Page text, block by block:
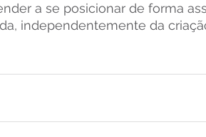
a se posicionar de forma
independentemente da